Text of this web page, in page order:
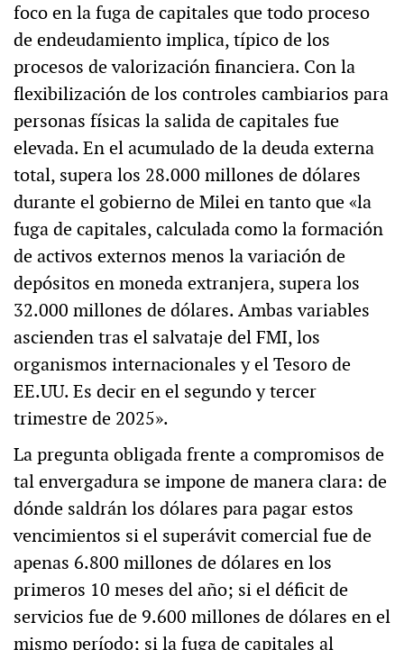
foco en la fuga de capitales que todo proceso
de endeudamiento implica, típico de los
procesos de valorización financiera. Con la
flexibilización de los controles cambiarios para
personas físicas la salida de capitales fue
elevada. En el acumulado de la deuda externa
total, supera los 28.000 millones de dólares
durante el gobierno de Milei en tanto que «la
fuga de capitales, calculada como la formación
de activos externos menos la variación de
depósitos en moneda extranjera, supera los
32.000 millones de dólares. Ambas variables
ascienden tras el salvataje del FMI, los
organismos internacionales y el Tesoro de
EE.UU. Es decir en el segundo y tercer
trimestre de 2025».
La pregunta obligada frente a compromisos de
tal envergadura se impone de manera clara: de
dónde saldrán los dólares para pagar estos
vencimientos si el superávit comercial fue de
apenas 6.800 millones de dólares en los
primeros 10 meses del año; si el déficit de
servicios fue de 9.600 millones de dólares en el
mismo período; si la fuga de capitales al